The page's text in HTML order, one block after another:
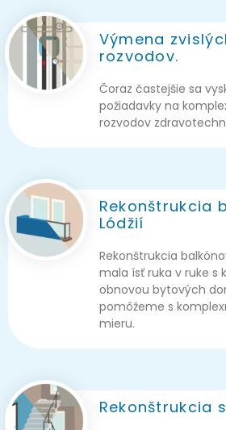
Výmena
rozvodov.
Čoraz častejšie sa
požiadavky na
rozvodov
Rekonštrukcia
Lódžií
Rekonštrukcia
mala ísť ruka v ruke s
obnovou bytových
pomôžeme s
mieru.
Rekonštrukcia